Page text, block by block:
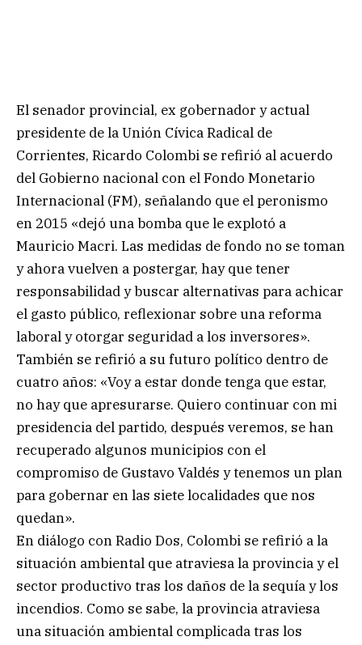
El senador provincial, ex gobernador y actual
presidente de la Unión Cívica Radical de
Corrientes, Ricardo Colombi se refirió al acuerdo
del Gobierno nacional con el Fondo Monetario
Internacional (FM), señalando que el peronismo
en 2015 «dejó una bomba que le explotó a
Mauricio Macri. Las medidas de fondo no se toman
y ahora vuelven a postergar, hay que tener
responsabilidad y buscar alternativas para achicar
el gasto público, reflexionar sobre una reforma
laboral y otorgar seguridad a los inversores».
También se refirió a su futuro político dentro de
cuatro años: «Voy a estar donde tenga que estar,
no hay que apresurarse. Quiero continuar con mi
presidencia del partido, después veremos, se han
recuperado algunos municipios con el
compromiso de Gustavo Valdés y tenemos un plan
para gobernar en las siete localidades que nos
quedan».
En diálogo con Radio Dos, Colombi se refirió a la
situación ambiental que atraviesa la provincia y el
sector productivo tras los daños de la sequía y los
incendios. Como se sabe, la provincia atraviesa
una situación ambiental complicada tras los